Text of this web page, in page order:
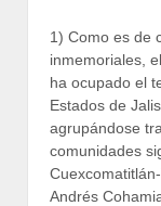
1) Como es de
inmemoriales,
ha ocupado el
Estados de
agrupándose
comunidades
Andrés